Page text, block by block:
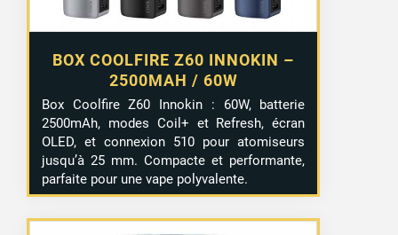
BOX COOLFIRE Z60 INNOKIN –
2500MAH / 60W
Box Coolfire Z60 Innokin : 60W, batterie
2500mAh, modes Coil+ et Refresh, écran
OLED, et connexion 510 pour atomiseurs
jusqu’à 25 mm. Compacte et performante,
parfaite pour une vape polyvalente.